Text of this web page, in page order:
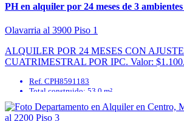
PH en alquiler por 24 meses de 3
Olavarria al 3900 Piso 1
ALQUILER POR 24 MESES CON AJUSTE
CUATRIMESTRAL POR IPC. Valor:
piso al ...Ref. CPH8591183
Total construido: 53.0 m²